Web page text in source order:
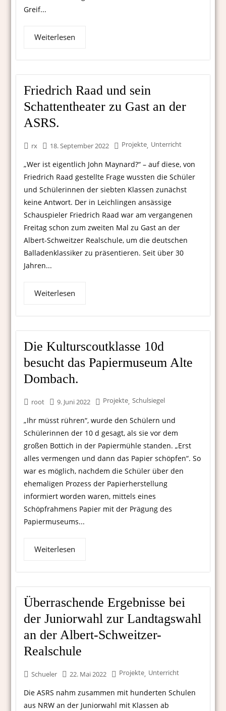
Greif...
Weiterlesen
Friedrich Raad und sein
Schattentheater zu Gast an der
ASRS.
rx 18. September 2022 Projekte, Unterricht
„Wer ist eigentlich John Maynard?“ – auf diese, von
Friedrich Raad gestellte Frage wussten die Schüler
und Schülerinnen der siebten Klassen zunächst
keine Antwort. Der in Leichlingen ansässige
Schauspieler Friedrich Raad war am vergangenen
Freitag schon zum zweiten Mal zu Gast an der
Albert-Schweitzer Realschule, um die deutschen
Balladenklassiker zu präsentieren. Seit über 30
Jahren...
Weiterlesen
Die Kulturscoutklasse 10d
besucht das Papiermuseum Alte
Dombach.
root 9. Juni 2022 Projekte, Schulsiegel
„Ihr müsst rühren“, wurde den Schülern und
Schülerinnen der 10 d gesagt, als sie vor dem
großen Bottich in der Papiermühle standen. „Erst
alles vermengen und dann das Papier schöpfen“. So
war es möglich, nachdem die Schüler über den
ehemaligen Prozess der Papierherstellung
informiert worden waren, mittels eines
Schöpfrahmens Papier mit der Prägung des
Papiermuseums...
Weiterlesen
Überraschende Ergebnisse bei
der Juniorwahl zur Landtagswahl
an der Albert-Schweitzer-
Realschule
Schueler 22. Mai 2022 Projekte, Unterricht
Die ASRS nahm zusammen mit hunderten Schulen
aus NRW an der Juniorwahl mit Klassen ab